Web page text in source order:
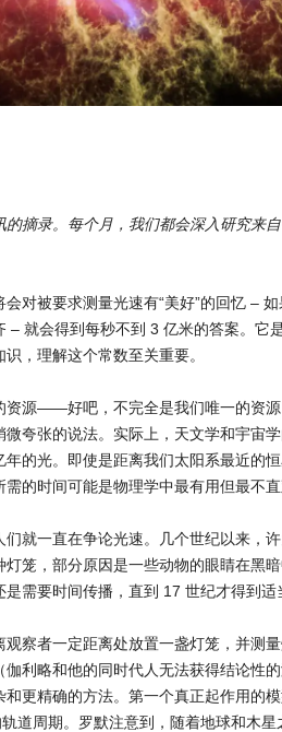
摘录。每个月，我们都会深入研究来
对被要求测量光速有“美好”的回忆 –
– 就会得到每秒不到 3 亿米的答案。它
，理解这个常数至关重要。
资源——好吧，不完全是我们唯一的资
夸张的说法。实际上，天文学和宇宙
的光。即使是距离我们太阳系最近的
的时间可能是物理学中最有用但最不直
就一直在争论光速。几个世纪以来，
笼，部分原因是一些动物的眼睛在黑
需要时间传播，直到 17 世纪才得到适
察者一定距离处放置一盏灯笼，并测
利略和他的同时代人无法获得结论性
更精确的方法。第一个真正起作用的
道周期。罗默注意到，随着地球和木星